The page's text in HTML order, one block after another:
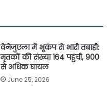
वेनेजुएला में भूकंप से भारी तबाही:
मृतकों की संख्या 164 पहुंची, 900
से अधिक घायल
June 25, 2026